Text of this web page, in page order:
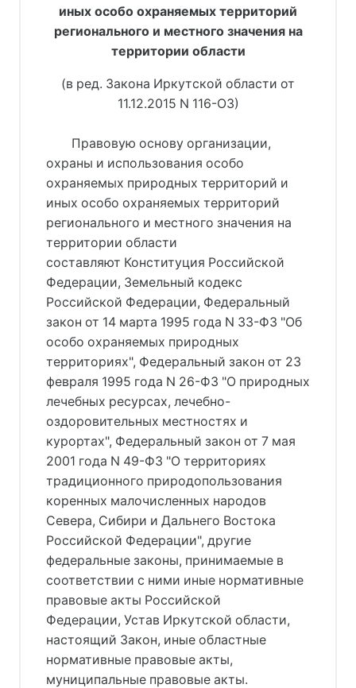
иных особо охраняемых территорий
регионального и местного значения на
территории области
(в ред. Закона Иркутской области от
11.12.2015 N 116-ОЗ)
Правовую основу организации,
охраны и использования особо
охраняемых природных территорий и
иных особо охраняемых территорий
регионального и местного значения на
территории области
составляют Конституция Российской
Федерации, Земельный кодекс
Российской Федерации, Федеральный
закон от 14 марта 1995 года N 33-ФЗ "Об
особо охраняемых природных
территориях", Федеральный закон от 23
февраля 1995 года N 26-ФЗ "О природных
лечебных ресурсах, лечебно-
оздоровительных местностях и
курортах", Федеральный закон от 7 мая
2001 года N 49-ФЗ "О территориях
традиционного природопользования
коренных малочисленных народов
Севера, Сибири и Дальнего Востока
Российской Федерации", другие
федеральные законы, принимаемые в
соответствии с ними иные нормативные
правовые акты Российской
Федерации, Устав Иркутской области,
настоящий Закон, иные областные
нормативные правовые акты,
муниципальные правовые акты.